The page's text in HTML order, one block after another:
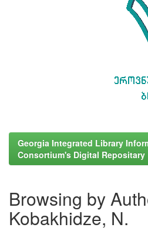
Georgia Integrated Library
Consortium's Digital Repositary
Browsing by
Kobakhidze, N.